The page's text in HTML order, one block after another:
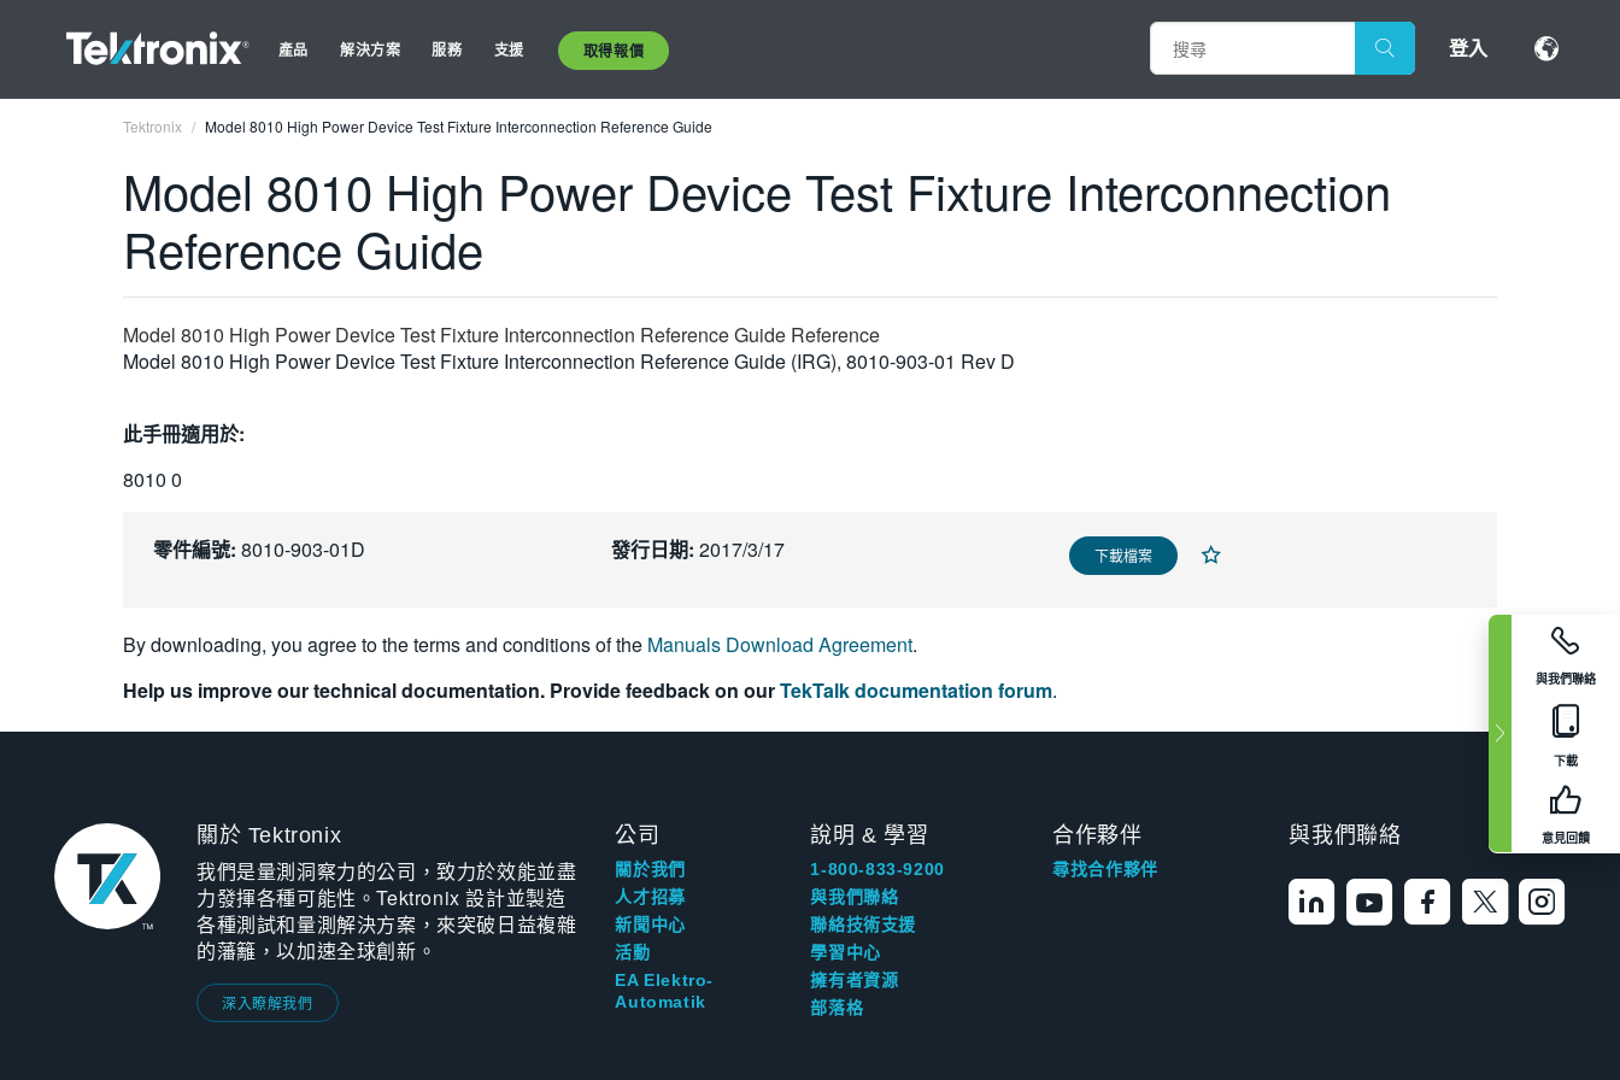
產品 解決方案 服務 支援 取得報價 登入
與我們聯絡
下載
意見回饋
Tektronix Model 8010 High Power Device Test Fixture Interconnection Reference Guide
Model 8010 High Power Device Test Fixture Interconnection
Reference Guide
Model 8010 High Power Device Test Fixture Interconnection Reference Guide Reference
Model 8010 High Power Device Test Fixture Interconnection Reference Guide (IRG), 8010-903-01 Rev D
此手冊適用於:
8010 0
零件編號: 8010-903-01D 發行日期: 2017/3/17 下載檔案
By downloading, you agree to the terms and conditions of the Manuals Download Agreement.
Help us improve our technical documentation. Provide feedback on ourTekTalk documentation forum.
關於 Tektronix
我們是量測洞察力的公司，致力於效能並盡
力發揮各種可能性。Tektronix 設計並製造
各種測試和量測解決方案，來突破日益複雜
的藩籬，以加速全球創新。
深入瞭解我們
公司
關於我們
人才招募
新聞中心
活動
EA Elektro-
Automatik
說明 & 學習
1-800-833-9200
與我們聯絡
聯絡技術支援
學習中心
擁有者資源
部落格
合作夥伴
尋找合作夥伴
與我們聯絡